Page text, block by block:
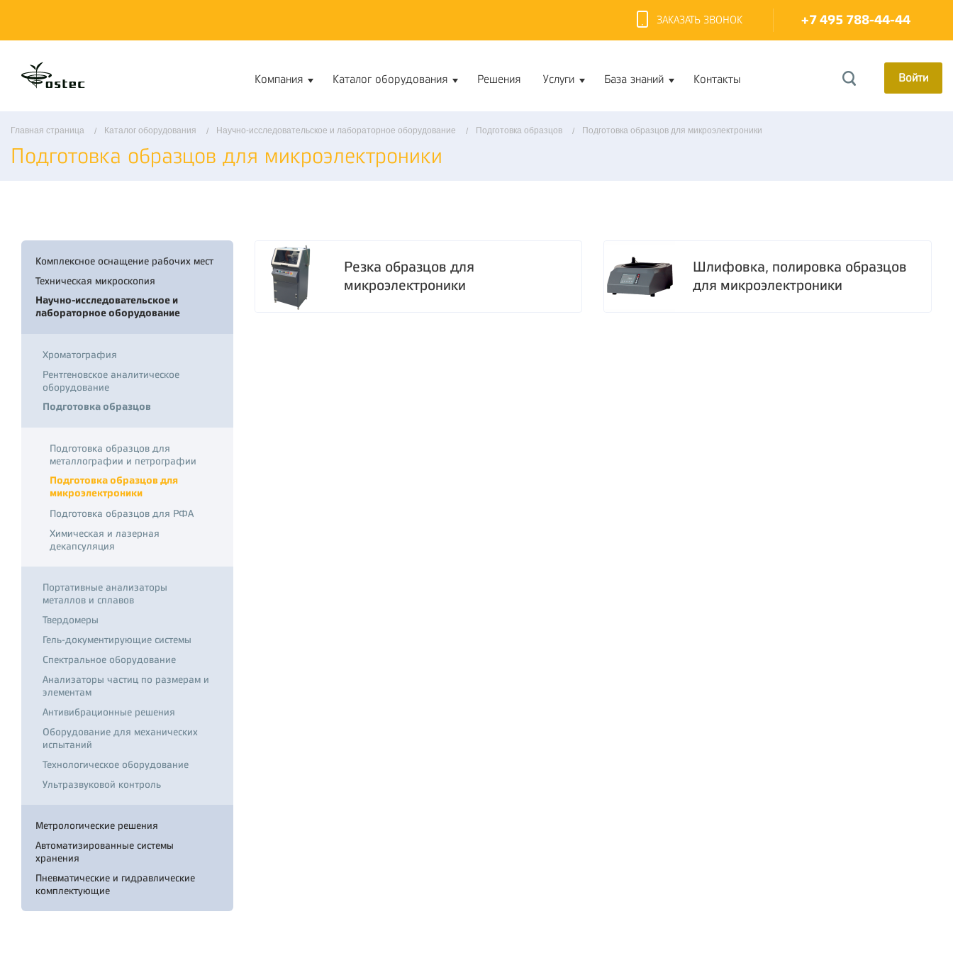
ЗАКАЗАТЬ ЗВОНОК +7 495 788-44-44
Компания Каталог оборудования Решения Услуги База знаний Контакты Войти
Главная страница Каталог оборудования Научно-исследовательское и лабораторное оборудование Подготовка образцов Подготовка образцов для микроэлектроники
Подготовка образцов для микроэлектроники
Резка образцов для
микроэлектроники
Шлифовка, полировка образцов
для микроэлектроники
Комплексное оснащение рабочих мест
Техническая микроскопия
Научно-исследовательское и
лабораторное оборудование
Хроматография
Рентгеновское аналитическое
оборудование
Подготовка образцов
Подготовка образцов для
металлографии и петрографии
Подготовка образцов для
микроэлектроники
Подготовка образцов для РФА
Химическая и лазерная
декапсуляция
Портативные анализаторы
металлов и сплавов
Твердомеры
Гель-документирующие системы
Спектральное оборудование
Анализаторы частиц по размерам и
элементам
Антивибрационные решения
Оборудование для механических
испытаний
Технологическое оборудование
Ультразвуковой контроль
Метрологические решения
Автоматизированные системы
хранения
Пневматические и гидравлические
комплектующие